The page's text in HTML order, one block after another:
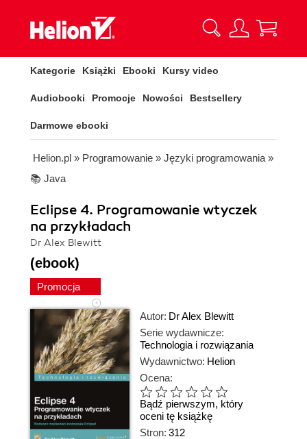
Kategorie Książki Ebooki Kursy video
Audiobooki Promocje Nowości Bestsellery
Darmowe ebooki
Helion.pl » Programowanie » Języki programowania »
📚 Java
Eclipse 4. Programowanie wtyczek
na przykładach
Dr Alex Blewitt
(ebook)
Promocja
Autor: Dr Alex Blewitt
Serie wydawnicze:
Technologia i rozwiązania
Wydawnictwo: Helion
Ocena:
Bądź pierwszym, który
oceni tę książkę
Stron: 312